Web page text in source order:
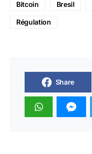
Bitcoin Bresil
Régulation
Share